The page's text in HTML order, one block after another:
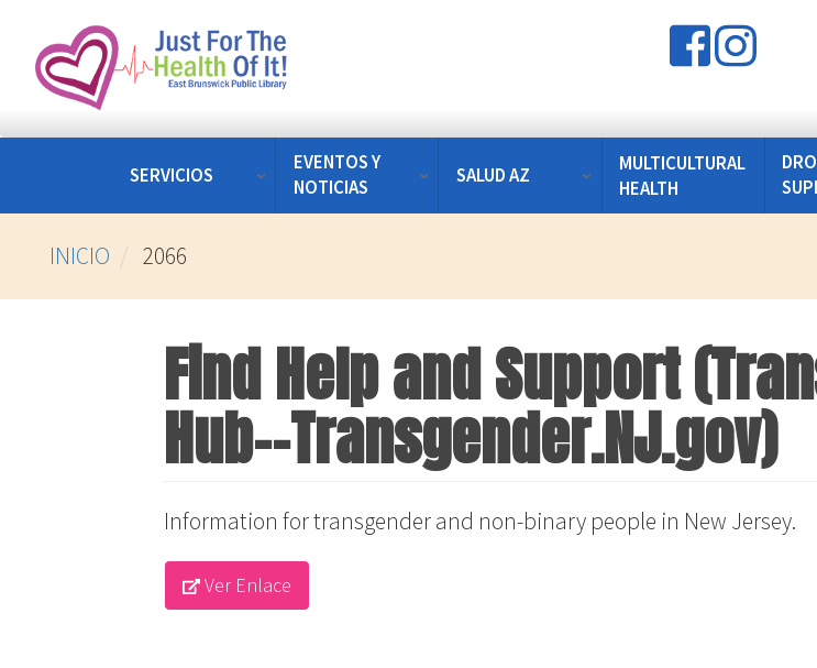
contenido
SERVICIOS
EVENTOS Y
NOTICIAS
SALUD AZ
MULTICULTURAL
HEALTH
INICIO 2066
Find Help and Support
Hub--Transgender.NJ.gov)
Information for transgender and non-binary people in New Jersey.
Ver Enlace